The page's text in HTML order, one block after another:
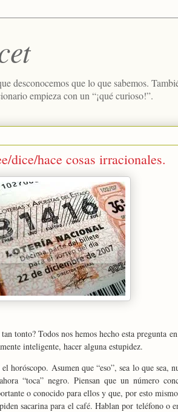
desconocemos que lo que sabemos.
empieza con un “¡qué curioso!”.
dice/hace cosas irracionales.
tonto? Todos nos hemos hecho esta pregunta
inteligente, hacer alguna estupidez.
horóscopo. Asumen que “eso”, sea lo que sea,
“toca” negro. Piensan que un número
o conocido para ellos y que, por esto
sacarina para el café. Hablan por teléfono o